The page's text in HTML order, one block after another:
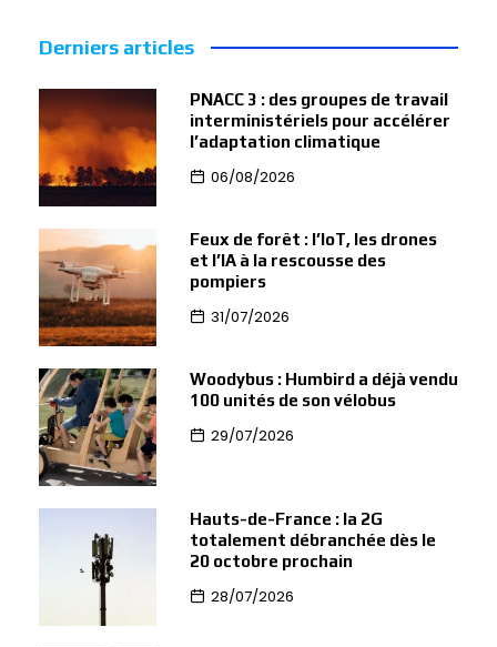
Derniers articles
PNACC 3 : des groupes de travail
interministériels pour accélérer
l’adaptation climatique
06/08/2026
Feux de forêt : l’IoT, les drones
et l’IA à la rescousse des
pompiers
31/07/2026
Woodybus : Humbird a déjà vendu
100 unités de son vélobus
29/07/2026
Hauts-de-France : la 2G
totalement débranchée dès le
20 octobre prochain
28/07/2026